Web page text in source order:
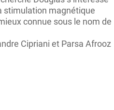
stimulation magnétique
connue sous le nom de
Cipriani et Parsa Afrooz